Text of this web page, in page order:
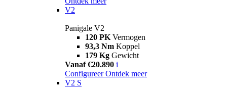
V2
Panigale V2
120 PK Vermogen
93,3 Nm Koppel
179 Kg Gewicht
Vanaf €20.890 i
Configureer Ontdek meer
V2 S